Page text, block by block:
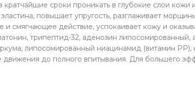
сроки проникать в глубокие слои кожи
повышает упругость, разглаживает
смягчающее действие, успокаивает кожу и
трипептид-32, аденозин липосомированный,
липосомированный ниацинамид (витамин
до полного впитывания. Для большего